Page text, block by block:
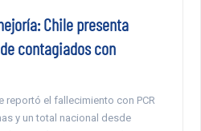
Chile presenta
contagiados con
reportó el fallecimiento con PCR
y un total nacional desde